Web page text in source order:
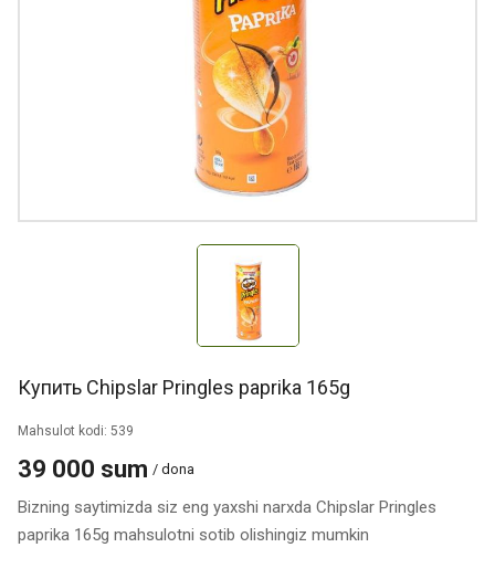
Купить Chipslar Pringles paprika 165g
Mahsulot kodi: 539
39 000 sum / dona
Bizning saytimizda siz eng yaxshi narxda Chipslar Pringles
paprika 165g mahsulotni sotib olishingiz mumkin